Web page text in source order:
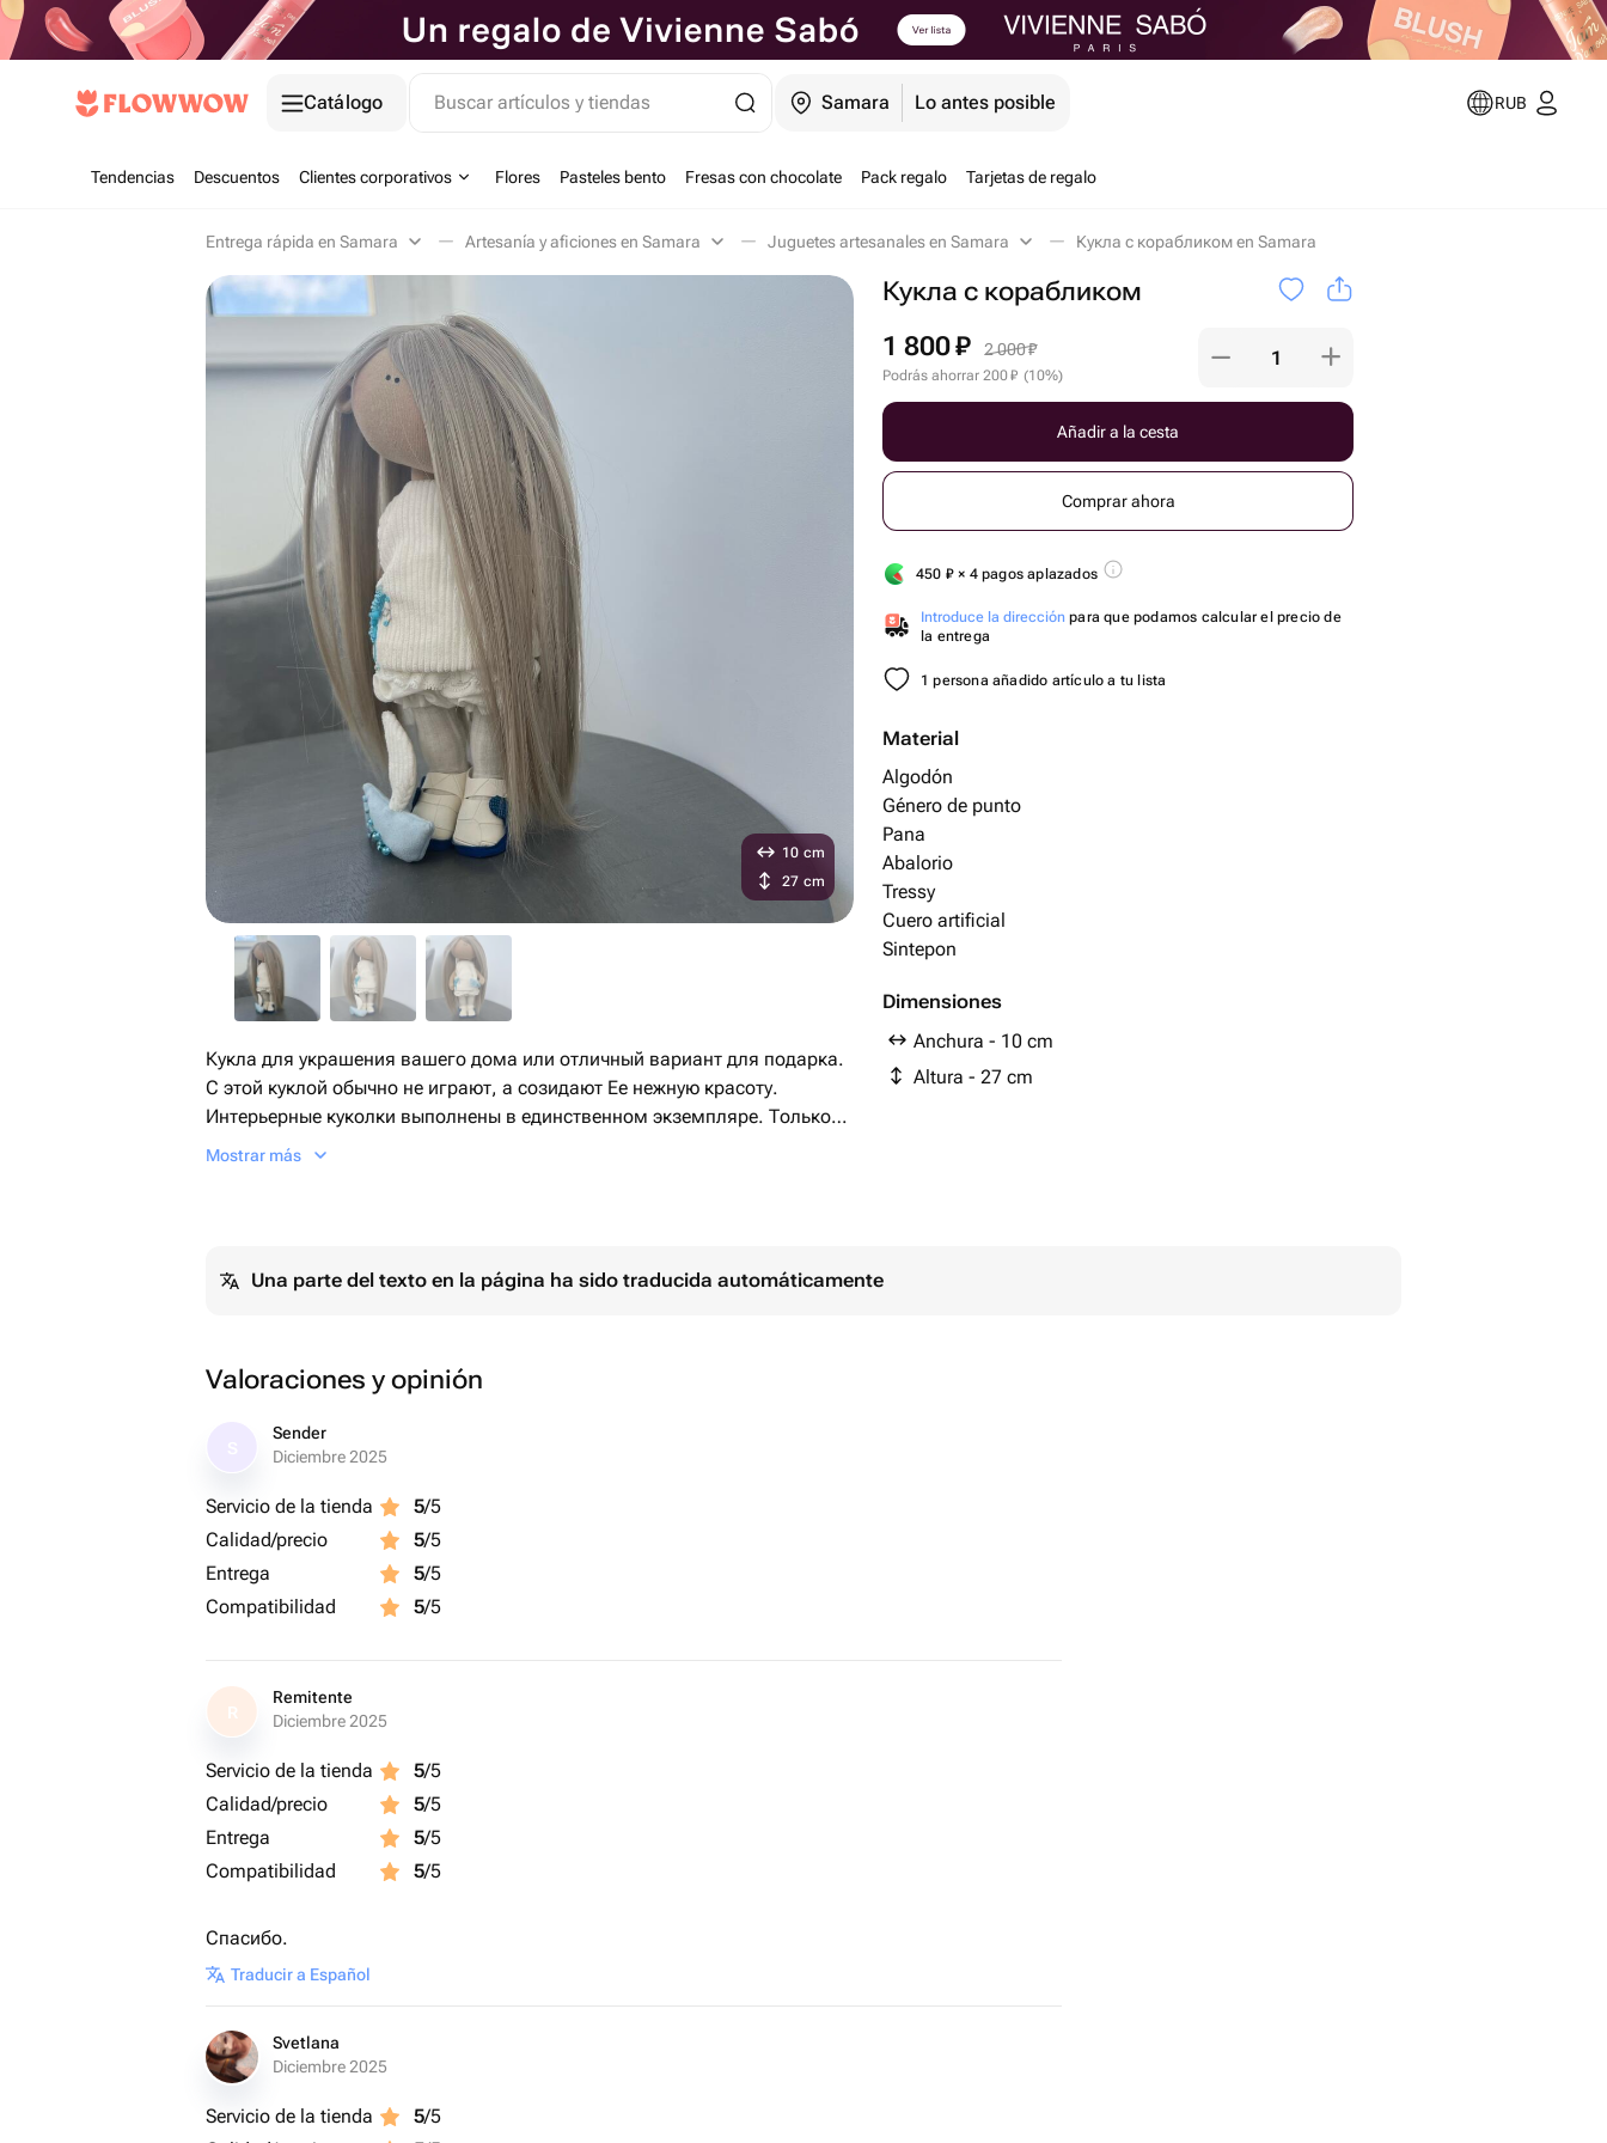
Catálogo Buscar artículos y tiendas Samara Lo antes posible RUB
Tendencias Descuentos Clientes corporativos Flores Pasteles bento Fresas con chocolate Pack regalo Tarjetas de regalo
Entrega rápida en Samara Artesanía y aficiones en Samara Juguetes artesanales en Samara Кукла с корабликом en Samara
Кукла с корабликом
1 800₽ 2 000₽
Podrás ahorrar 200₽ (10%)
Añadir a la cesta
Comprar ahora
450 ₽ × 4 pagos aplazados
Introduce la dirección para que podamos calcular el precio de
la entrega
1 persona añadido artículo a tu lista
Material
Algodón
Género de punto
Pana
Abalorio
Tressy
Cuero artificial
Sintepon
Dimensiones
Anchura - 10 cm
Altura - 27 cm
10 cm
27 cm
Кукла для украшения вашего дома или отличный вариант для подарка.
С этой куклой обычно не играют, а созидают Ее нежную красоту.
Интерьерные куколки выполнены в единственном экземпляре. Только
гиппалергенные материалы. Они станут прекрасным подарком к
Mostrar más
Una parte del texto en la página ha sido traducida automáticamente
Valoraciones y opinión
Sender
Diciembre 2025
Servicio de la tienda 5/5
Calidad/precio
5/5
Entrega
5/5
Compatibilidad
5/5
R
Remitente
Diciembre 2025
Servicio de la tienda 5/5
Calidad/precio
5/5
Entrega
5/5
Compatibilidad
5/5
Спасибо.
Traducir a Español
Svetlana
Diciembre 2025
Servicio de la tienda 5/5